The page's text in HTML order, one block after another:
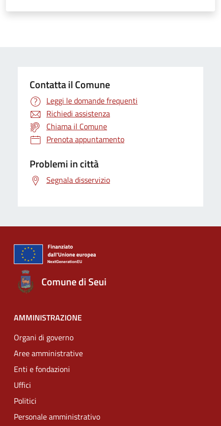
Contatta il Comune
Leggi le domande frequenti
Richiedi assistenza
Chiama il Comune
Prenota appuntamento
Problemi in città
Segnala disservizio
Comune di Seui
AMMINISTRAZIONE
Organi di governo
Aree amministrative
Enti e fondazioni
Uffici
Politici
Personale amministrativo